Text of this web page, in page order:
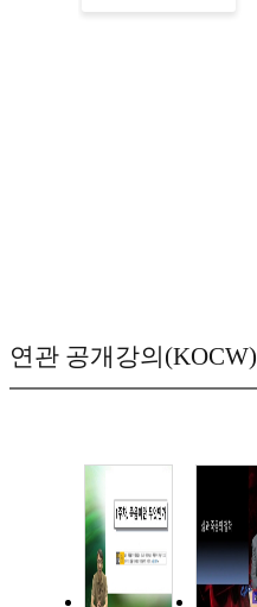
연관 공개강의(KOCW)